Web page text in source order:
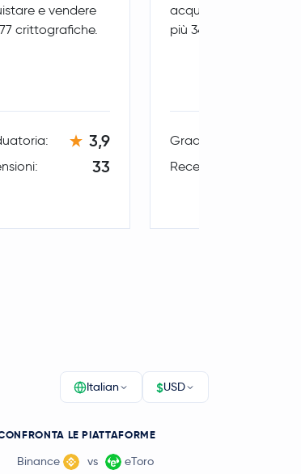
e vendere
crittografiche.
3,9
33
acquistare e vendere
più 34 crittografiche.
Graduatoria:
Recensioni:
Italian $USD
LE PIATTAFORME
Binance vs eToro